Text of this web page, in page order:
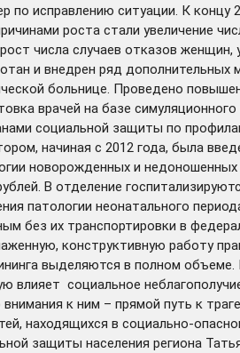
исправлению ситуации. К
роста стали увеличение
числа случаев отказов
и внедрен ряд дополнительных
больнице. Проведено
врачей на базе
социальной защиты по
начиная с 2012 года, была
новорожденных и
В отделение
патологии неонатального
без их транспортировки в
конструктивную работу
выделяются в полном
социальное
к ним – прямой путь к
находящихся в социально-
защиты населения региона